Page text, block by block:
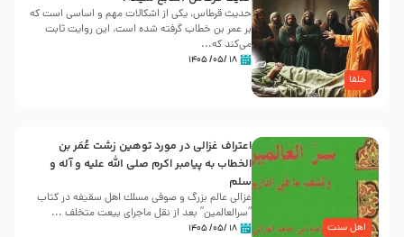
خلفا
حدیث قرطاس، یکی از اشکالات مهم و اساسی است که
بر عمر بن خطاب گرفته شده است، این روایت ثابت
می‌کند که...
۱۸ /۰۵/ ۱۴۰۵
اهل سنت
اعتراف غزالی در مورد توهین زشت عُمَر بن
الخطاب به پیامبر اکرم صلی الله علیه و آله و
سلم
غزالی عالم بزرگ و صوفی مسلك اهل سقيفه در کتاب
“سرالعالمین” بعد از نقل ماجرای بیعت متخلف ...
۱۸ /۰۵/ ۱۴۰۵